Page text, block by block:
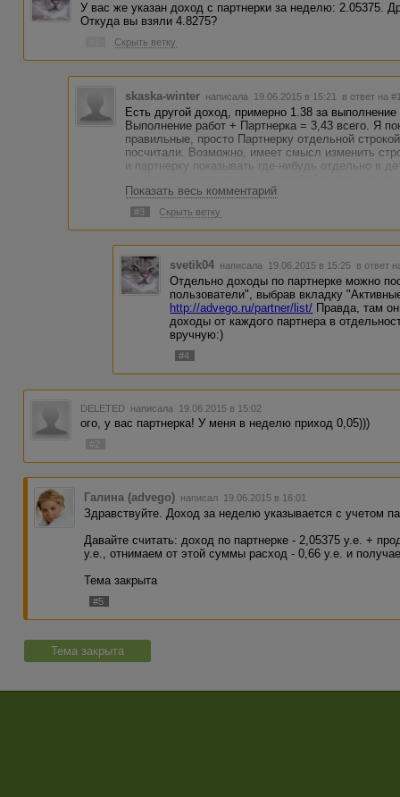
У вас же указан доход с партнерки за неделю: 2.05375.
Откуда вы взяли 4.8275?
Скрыть ветку
skaska-winter написала 19.06.2015 в 15:21 в ответ на
Есть другой доход, примерно 1.38 за
Выполнение работ + Партнерка = 3,43 всего. Я
правильные, просто Партнерку отдельной
посчитали. Возможно, имеет смысл изменить
и партнерку показывать где-нибудь отдельно в
Показать весь комментарий
#3 Скрыть ветку
svetik04 написала 19.06.2015 в 15:25 в ответ
Отдельно доходы по партнерке можно
пользователи", выбрав вкладку
http://advego.ru/partner/list/ Правда, там
доходы от каждого партнера в
вручную:)
#4
DELETED написала 19.06.2015 в 15:02
ого, у вас партнерка! У меня в неделю приход 0,05)))
#2
Галина (advego) написал 19.06.2015 в 16:01
Здравствуйте. Доход за неделю указывается с учетом
Давайте считать: доход по партнерке - 2,05375 у.е. +
у.е., отнимаем от этой суммы расход - 0,66 у.е. и
Тема закрыта
#5
Тема закрыта